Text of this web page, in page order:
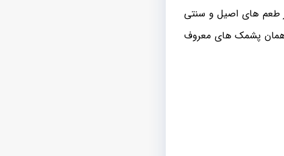
طعم های اصیل و سنتی
همان پشمک های معروف